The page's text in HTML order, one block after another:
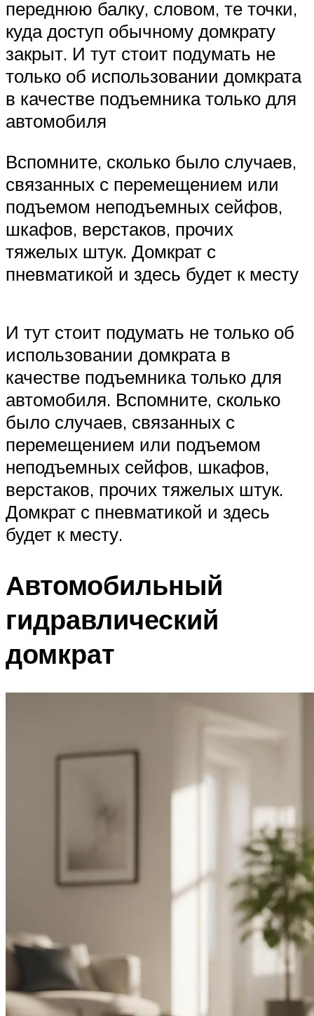
переднюю балку, словом, те точки,
куда доступ обычному домкрату
закрыт. И тут стоит подумать не
только об использовании домкрата
в качестве подъемника только для
автомобиля
Вспомните, сколько было случаев,
связанных с перемещением или
подъемом неподъемных сейфов,
шкафов, верстаков, прочих
тяжелых штук. Домкрат с
пневматикой и здесь будет к месту
И тут стоит подумать не только об
использовании домкрата в
качестве подъемника только для
автомобиля. Вспомните, сколько
было случаев, связанных с
перемещением или подъемом
неподъемных сейфов, шкафов,
верстаков, прочих тяжелых штук.
Домкрат с пневматикой и здесь
будет к месту.
Автомобильный
гидравлический
домкрат